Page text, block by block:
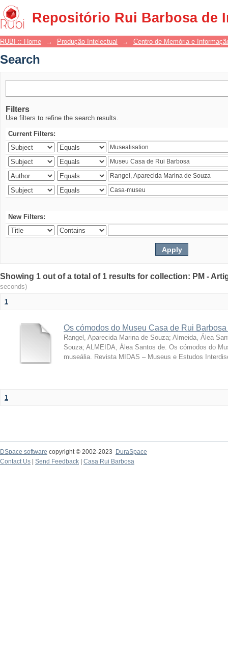
Repositório Rui Barbosa de
Search
RUBI :: Home → Produção Intelectual → Centro de Memória e
Search
Filters
Use filters to refine the search results.
Current Filters:
New Filters:
Showing 1 out of a total of 1 results for collection: PM -
seconds)
1
Os cómodos do Museu Casa de Rui
Rangel, Aparecida Marina de Souza; Almeida, Álea
Souza; ALMEIDA, Álea Santos de. Os cómodos do
museália. Revista MIDAS – Museus e Estudos
1
DSpace software copyright © 2002-2023
DuraSpace
Contact Us
Send Feedback Casa Rui Barbosa